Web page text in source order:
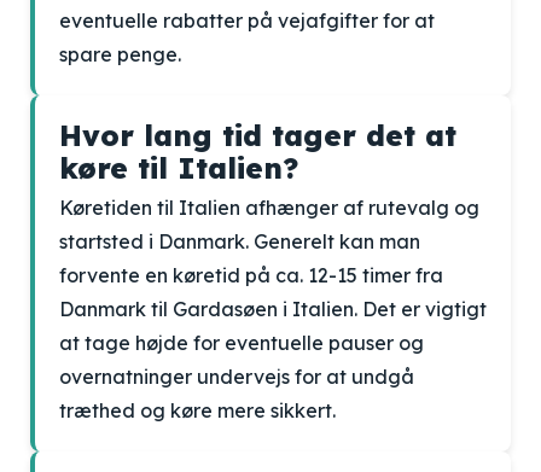
eventuelle rabatter på vejafgifter for at
spare penge.
Hvor lang tid tager det at
køre til Italien?
Køretiden til Italien afhænger af rutevalg og
startsted i Danmark. Generelt kan man
forvente en køretid på ca. 12-15 timer fra
Danmark til Gardasøen i Italien. Det er vigtigt
at tage højde for eventuelle pauser og
overnatninger undervejs for at undgå
træthed og køre mere sikkert.